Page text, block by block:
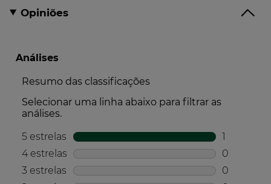
Opiniões